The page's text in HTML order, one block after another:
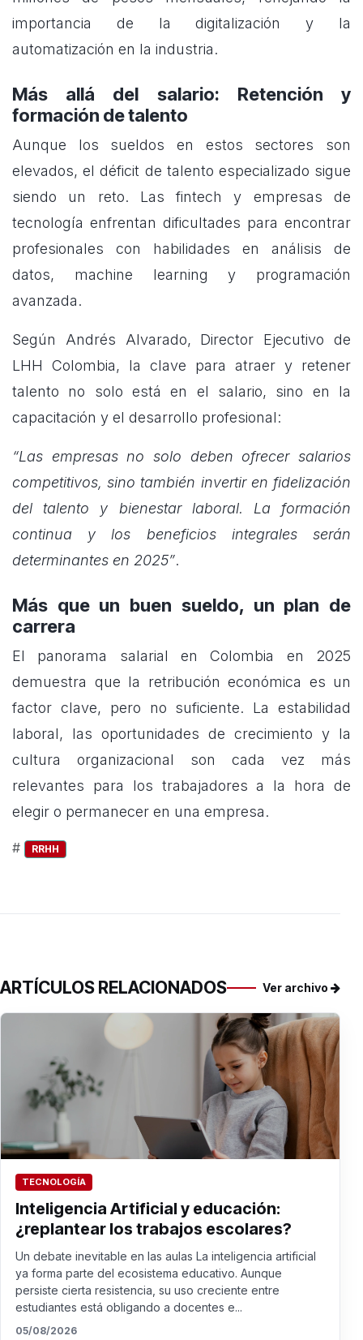
importancia de la digitalización y la
automatización en la industria.
Más allá del salario: Retención y
formación de talento
Aunque los sueldos en estos sectores son
elevados, el déficit de talento especializado sigue
siendo un reto. Las fintech y empresas de
tecnología enfrentan dificultades para encontrar
profesionales con habilidades en análisis de
datos, machine learning y programación
avanzada.
Según Andrés Alvarado, Director Ejecutivo de
LHH Colombia, la clave para atraer y retener
talento no solo está en el salario, sino en la
capacitación y el desarrollo profesional:
“Las empresas no solo deben ofrecer salarios
competitivos, sino también invertir en fidelización
del talento y bienestar laboral. La formación
continua y los beneficios integrales serán
determinantes en 2025”.
Más que un buen sueldo, un plan de
carrera
El panorama salarial en Colombia en 2025
demuestra que la retribución económica es un
factor clave, pero no suficiente. La estabilidad
laboral, las oportunidades de crecimiento y la
cultura organizacional son cada vez más
relevantes para los trabajadores a la hora de
elegir o permanecer en una empresa.
# RRHH
ARTÍCULOS RELACIONADOS Ver archivo
TECNOLOGÍA
Inteligencia Artificial y educación:
¿replantear los trabajos escolares?
Un debate inevitable en las aulas La inteligencia artificial
ya forma parte del ecosistema educativo. Aunque
persiste cierta resistencia, su uso creciente entre
estudiantes está obligando a docentes e...
05/08/2026